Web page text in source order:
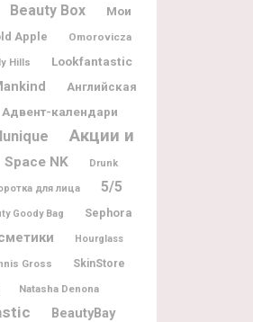
Beauty Box
Мои
Apple Omorovicza
Hills
Lookfantastic
Английская
Адвент-календари
Акции и
Space NK Drunk
для лица 5/5
Goody Bag Sephora
Hourglass
Gross SkinStore
Natasha Denona
BeautyBay